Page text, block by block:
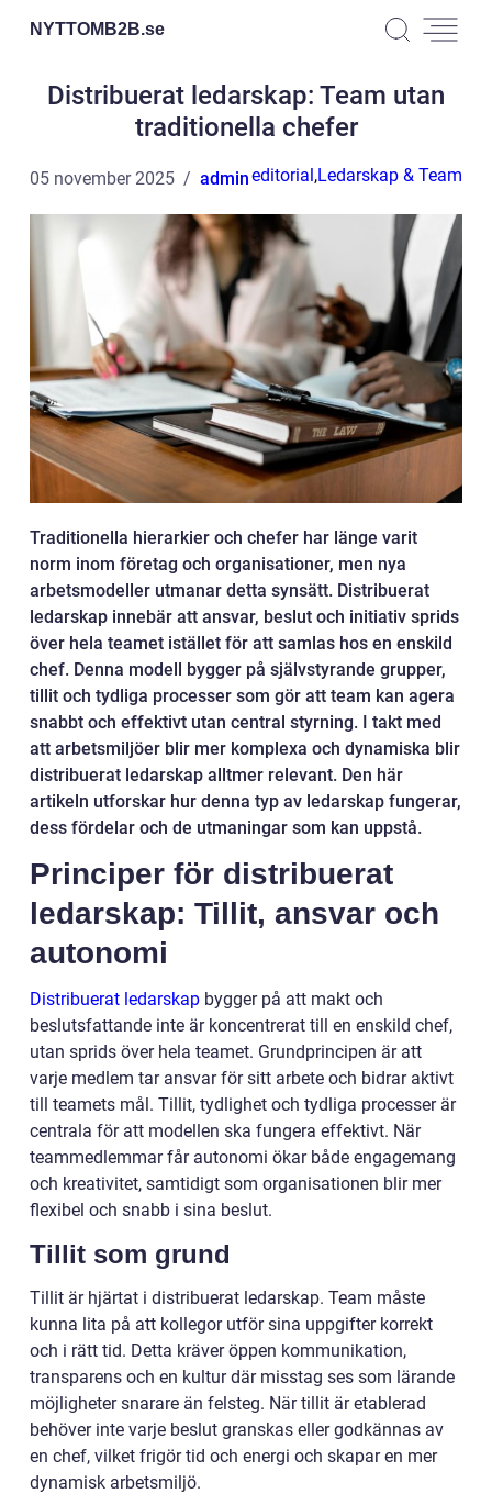
NYTTOMB2B.se
Distribuerat ledarskap: Team utan
traditionella chefer
05 november 2025 admineditorial,Ledarskap & Team
Traditionella hierarkier och chefer har länge varit
norm inom företag och organisationer, men nya
arbetsmodeller utmanar detta synsätt. Distribuerat
ledarskap innebär att ansvar, beslut och initiativ sprids
över hela teamet istället för att samlas hos en enskild
chef. Denna modell bygger på självstyrande grupper,
tillit och tydliga processer som gör att team kan agera
snabbt och effektivt utan central styrning. I takt med
att arbetsmiljöer blir mer komplexa och dynamiska blir
distribuerat ledarskap alltmer relevant. Den här
artikeln utforskar hur denna typ av ledarskap fungerar,
dess fördelar och de utmaningar som kan uppstå.
Principer för distribuerat
ledarskap: Tillit, ansvar och
autonomi
Distribuerat ledarskap bygger på att makt och
beslutsfattande inte är koncentrerat till en enskild chef,
utan sprids över hela teamet. Grundprincipen är att
varje medlem tar ansvar för sitt arbete och bidrar aktivt
till teamets mål. Tillit, tydlighet och tydliga processer är
centrala för att modellen ska fungera effektivt. När
teammedlemmar får autonomi ökar både engagemang
och kreativitet, samtidigt som organisationen blir mer
flexibel och snabb i sina beslut.
Tillit som grund
Tillit är hjärtat i distribuerat ledarskap. Team måste
kunna lita på att kollegor utför sina uppgifter korrekt
och i rätt tid. Detta kräver öppen kommunikation,
transparens och en kultur där misstag ses som lärande
möjligheter snarare än felsteg. När tillit är etablerad
behöver inte varje beslut granskas eller godkännas av
en chef, vilket frigör tid och energi och skapar en mer
dynamisk arbetsmiljö.